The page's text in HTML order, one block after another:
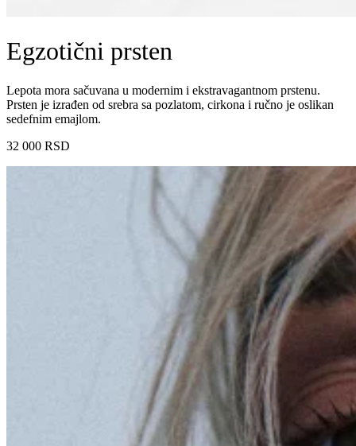
Egzotični prsten
Lepota mora sačuvana u modernim i ekstravagantnom prstenu.
Prsten je izrađen od srebra sa pozlatom, cirkona i ručno je oslikan
sedefnim emajlom.
32 000 RSD